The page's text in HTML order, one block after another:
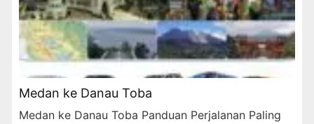
Medan ke Danau Toba
Medan ke Danau Toba Panduan Perjalanan Paling